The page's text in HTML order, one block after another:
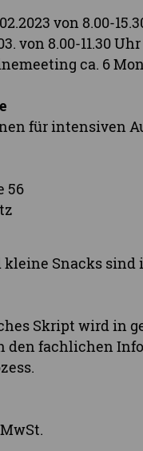
von 8.00-
von 8.00-11.30 Uhr
ca. 6
für intensiven
56
kleine Snacks sind
Skript wird in
den fachlichen